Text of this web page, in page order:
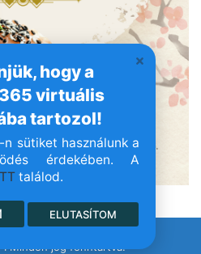
hogy a
virtuális
tartozol!
sütiket használunk a
érdekében. A
találod.
ELUTASÍTOM
Minden jog fenntartva!